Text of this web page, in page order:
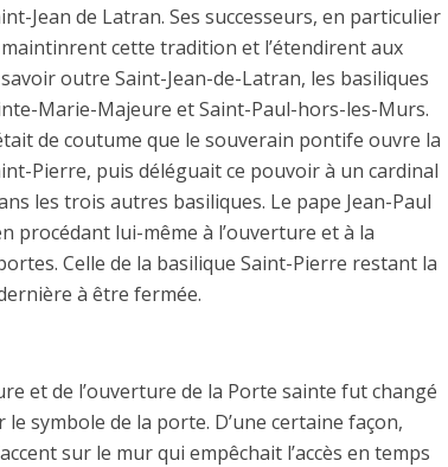
Jean de Latran. Ses successeurs, en particulier
maintinrent cette tradition et l’étendirent aux
outre Saint-Jean-de-Latran, les basiliques
Marie-Majeure et Saint-Paul-hors-les-Murs.
de coutume que le souverain pontife ouvre la
Pierre, puis déléguait ce pouvoir à un cardinal
les trois autres basiliques. Le pape Jean-Paul
procédant lui-même à l’ouverture et à la
Celle de la basilique Saint-Pierre restant la
à être fermée.
et de l’ouverture de la Porte sainte fut changé
symbole de la porte. D’une certaine façon,
sur le mur qui empêchait l’accès en temps